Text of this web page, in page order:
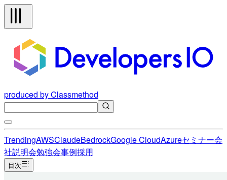
produced by Classmethod
TrendingAWSClaudeBedrockGoogle CloudAzureセミナー会
社説明会勉強会事例採用
目次